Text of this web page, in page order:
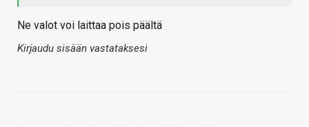
Ne valot voi laittaa pois päältä
Kirjaudu sisään vastataksesi